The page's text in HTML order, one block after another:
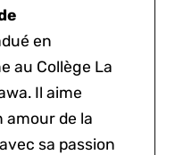
en
au Collège La
Il aime
amour de la
sa passion